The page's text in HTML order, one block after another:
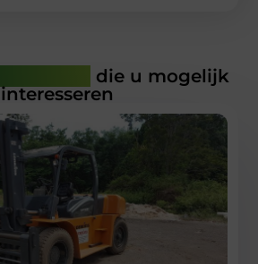
die u mogelijk
interesseren